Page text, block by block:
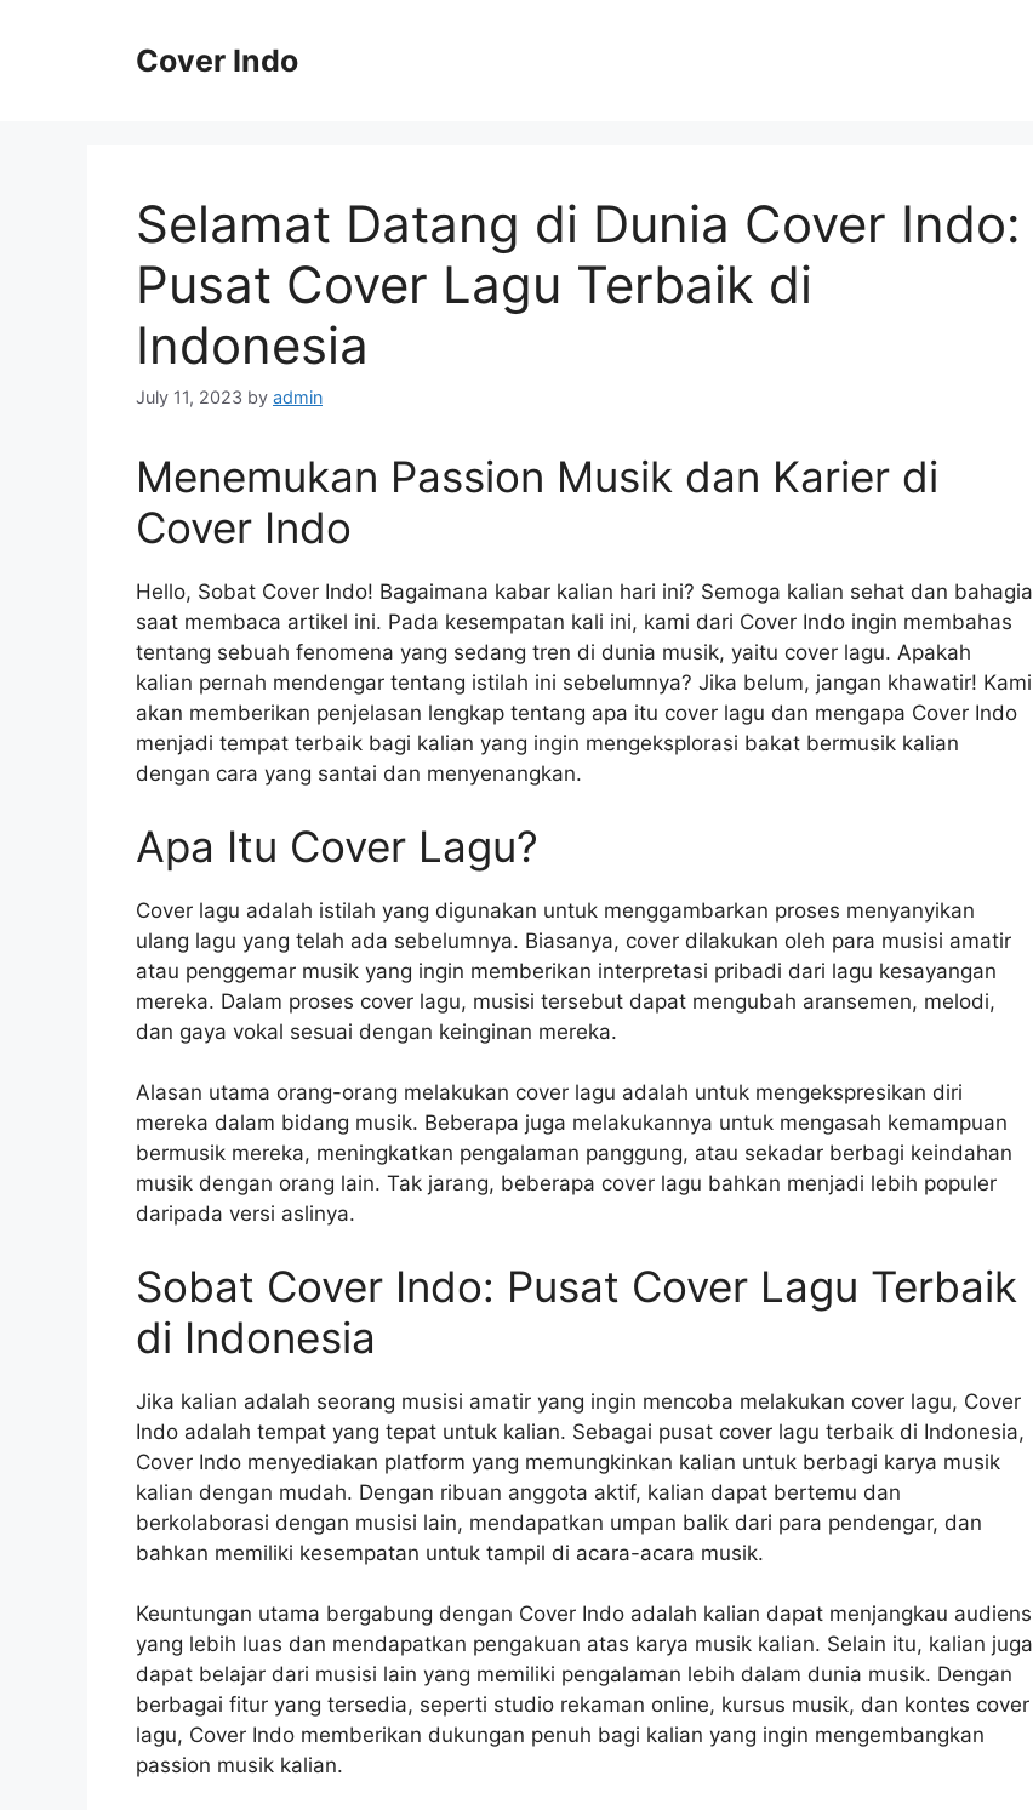
Cover Indo
Selamat Datang di Dunia Cover Indo:
Pusat Cover Lagu Terbaik di
Indonesia
July 11, 2023 by admin
Menemukan Passion Musik dan Karier di
Cover Indo
Hello, Sobat Cover Indo! Bagaimana kabar kalian hari ini? Semoga kalian sehat dan bahagia
saat membaca artikel ini. Pada kesempatan kali ini, kami dari Cover Indo ingin membahas
tentang sebuah fenomena yang sedang tren di dunia musik, yaitu cover lagu. Apakah
kalian pernah mendengar tentang istilah ini sebelumnya? Jika belum, jangan khawatir! Kami
akan memberikan penjelasan lengkap tentang apa itu cover lagu dan mengapa Cover Indo
menjadi tempat terbaik bagi kalian yang ingin mengeksplorasi bakat bermusik kalian
dengan cara yang santai dan menyenangkan.
Apa Itu Cover Lagu?
Cover lagu adalah istilah yang digunakan untuk menggambarkan proses menyanyikan
ulang lagu yang telah ada sebelumnya. Biasanya, cover dilakukan oleh para musisi amatir
atau penggemar musik yang ingin memberikan interpretasi pribadi dari lagu kesayangan
mereka. Dalam proses cover lagu, musisi tersebut dapat mengubah aransemen, melodi,
dan gaya vokal sesuai dengan keinginan mereka.
Alasan utama orang-orang melakukan cover lagu adalah untuk mengekspresikan diri
mereka dalam bidang musik. Beberapa juga melakukannya untuk mengasah kemampuan
bermusik mereka, meningkatkan pengalaman panggung, atau sekadar berbagi keindahan
musik dengan orang lain. Tak jarang, beberapa cover lagu bahkan menjadi lebih populer
daripada versi aslinya.
Sobat Cover Indo: Pusat Cover Lagu Terbaik
di Indonesia
Jika kalian adalah seorang musisi amatir yang ingin mencoba melakukan cover lagu, Cover
Indo adalah tempat yang tepat untuk kalian. Sebagai pusat cover lagu terbaik di Indonesia,
Cover Indo menyediakan platform yang memungkinkan kalian untuk berbagi karya musik
kalian dengan mudah. Dengan ribuan anggota aktif, kalian dapat bertemu dan
berkolaborasi dengan musisi lain, mendapatkan umpan balik dari para pendengar, dan
bahkan memiliki kesempatan untuk tampil di acara-acara musik.
Keuntungan utama bergabung dengan Cover Indo adalah kalian dapat menjangkau audiens
yang lebih luas dan mendapatkan pengakuan atas karya musik kalian. Selain itu, kalian juga
dapat belajar dari musisi lain yang memiliki pengalaman lebih dalam dunia musik. Dengan
berbagai fitur yang tersedia, seperti studio rekaman online, kursus musik, dan kontes cover
lagu, Cover Indo memberikan dukungan penuh bagi kalian yang ingin mengembangkan
passion musik kalian.